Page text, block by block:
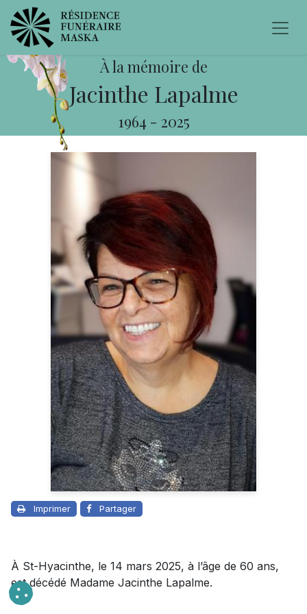
À la mémoire de
Jacinthe Lapalme
1964 - 2025
Imprimer Partager
À St-Hyacinthe, le 14 mars 2025, à l’âge de 60 ans,
est décédé Madame Jacinthe Lapalme.